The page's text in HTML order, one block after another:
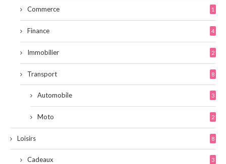
Commerce 1
Finance 4
Immobilier 2
Transport 8
Automobile 3
Moto 2
Loisirs 8
Cadeaux 3